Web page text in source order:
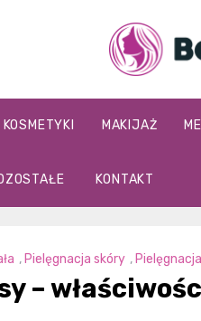
KOSMETYKI MAKIJAŻ
KONTAKT
, Pielęgnacja skóry ,
–